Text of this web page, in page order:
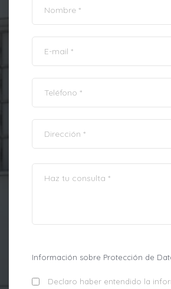
Información sobre Protección de
Declaro haber entendido la